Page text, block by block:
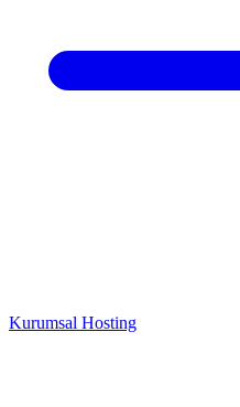
Kurumsal Hosting